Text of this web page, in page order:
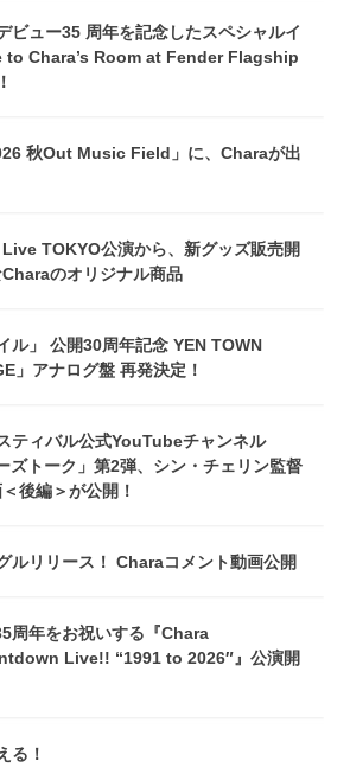
ビュー35 周年を記念したスペシャルイ
to Chara’s Room at Fender Flagship
秋Out Music Field」に、Charaが出
TOKYO公演から、新グッズ販売開
のオリジナル商品
ル」 公開30周年記念 YEN TOWN
」アナログ盤 再発決定！
ティバル公式YouTubeチャンネル
ズトーク」第2弾、シン・チェリン監督
後編＞が公開！
ルリリース！ Charaコメント動画公開
周年をお祝いする『Chara
Live!! “1991 to 2026″』公演開
る！